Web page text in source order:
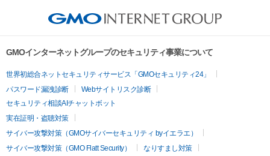
GMOインターネットグループのセキュリティ事業について
世界初総合ネットセキュリティサービス「GMOセキュリティ24」
パスワード漏洩診断
Webサイトリスク診断
セキュリティ相談AIチャットボット
実在証明・盗聴対策
サイバー攻撃対策（GMOサイバーセキュリティ byイエラエ）
サイバー攻撃対策（GMO Flatt Security）
なりすまし対策